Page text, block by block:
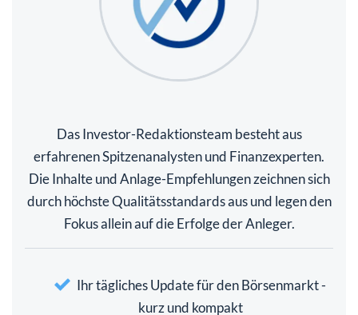
Das Investor-Redaktionsteam besteht aus
erfahrenen Spitzenanalysten und Finanzexperten.
Die Inhalte und Anlage-Empfehlungen zeichnen sich
durch höchste Qualitätsstandards aus und legen den
Fokus allein auf die Erfolge der Anleger.
Ihr tägliches Update für den Börsenmarkt -
kurz und kompakt